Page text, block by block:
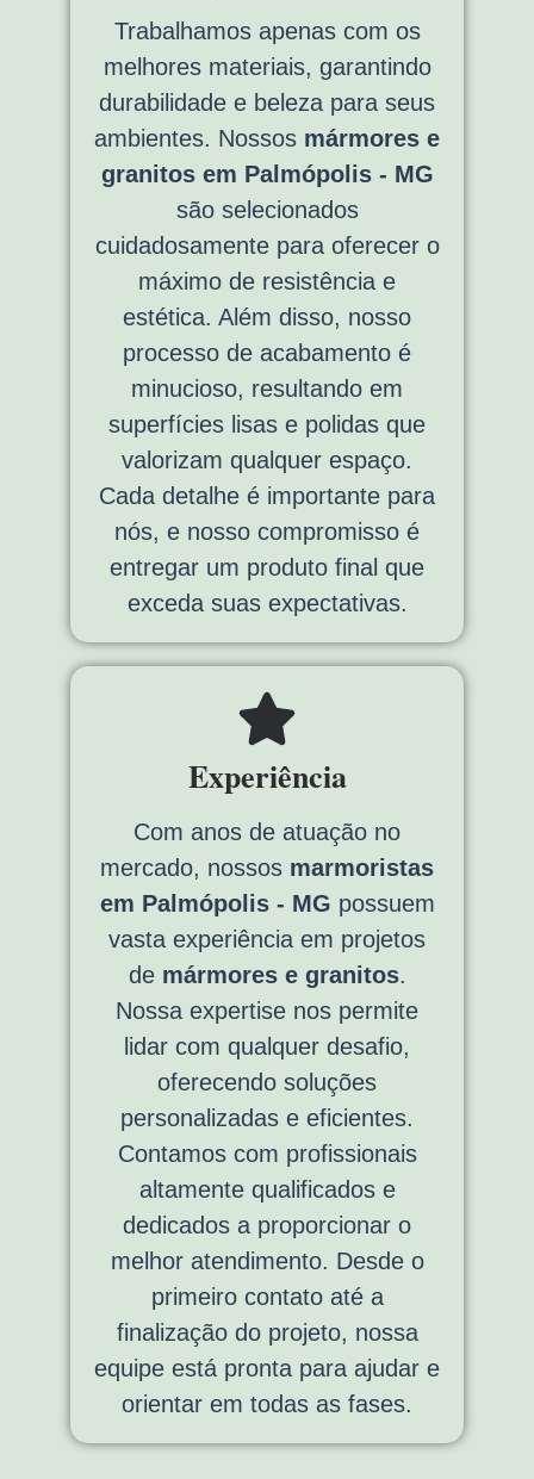
Trabalhamos apenas com os
melhores materiais, garantindo
durabilidade e beleza para seus
ambientes. Nossos mármores e
granitos em Palmópolis - MG
são selecionados
cuidadosamente para oferecer o
máximo de resistência e
estética. Além disso, nosso
processo de acabamento é
minucioso, resultando em
superfícies lisas e polidas que
valorizam qualquer espaço.
Cada detalhe é importante para
nós, e nosso compromisso é
entregar um produto final que
exceda suas expectativas.
Experiência
Com anos de atuação no
mercado, nossos marmoristas
em Palmópolis - MG possuem
vasta experiência em projetos
de mármores e granitos.
Nossa expertise nos permite
lidar com qualquer desafio,
oferecendo soluções
personalizadas e eficientes.
Contamos com profissionais
altamente qualificados e
dedicados a proporcionar o
melhor atendimento. Desde o
primeiro contato até a
finalização do projeto, nossa
equipe está pronta para ajudar e
orientar em todas as fases.